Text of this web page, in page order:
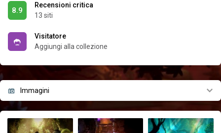
8.9
Recensioni critica
13 siti
Visitatore
Aggiungi alla collezione
Immagini